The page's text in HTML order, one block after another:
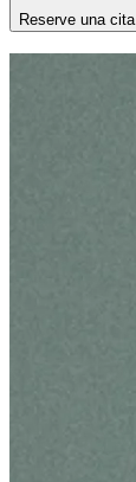
Reserve una cita